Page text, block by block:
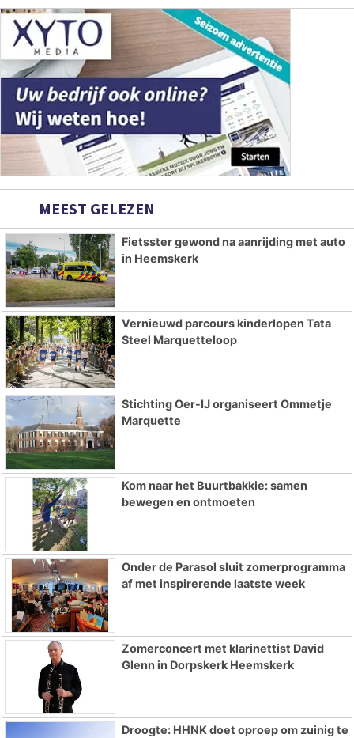
MEEST GELEZEN
Fietsster gewond na aanrijding met auto
in Heemskerk
Vernieuwd parcours kinderlopen Tata
Steel Marquetteloop
Stichting Oer-IJ organiseert Ommetje
Marquette
Kom naar het Buurtbakkie: samen
bewegen en ontmoeten
Onder de Parasol sluit zomerprogramma
af met inspirerende laatste week
Zomerconcert met klarinettist David
Glenn in Dorpskerk Heemskerk
Droogte: HHNK doet oproep om zuinig te